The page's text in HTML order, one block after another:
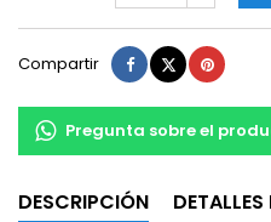
Compartir Compartir
TuitearPinterest
Pregunta sobre el
DESCRIPCIÓN